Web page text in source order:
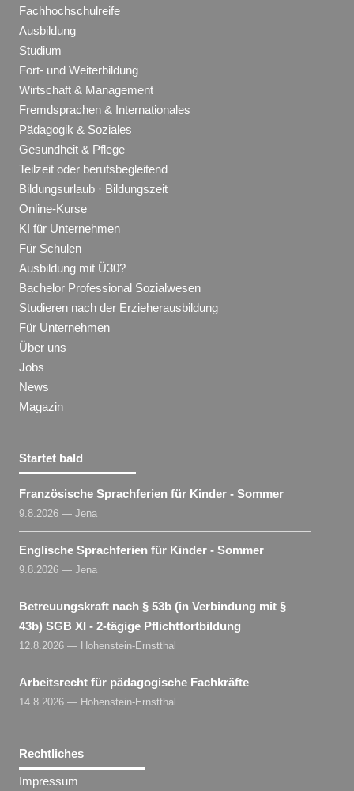
Fachhochschulreife
Ausbildung
Studium
Fort- und Weiterbildung
Wirtschaft & Management
Fremdsprachen & Internationales
Pädagogik & Soziales
Gesundheit & Pflege
Teilzeit oder berufsbegleitend
Bildungsurlaub · Bildungszeit
Online-Kurse
KI für Unternehmen
Für Schulen
Ausbildung mit Ü30?
Bachelor Professional Sozialwesen
Studieren nach der Erzieherausbildung
Für Unternehmen
Über uns
Jobs
News
Magazin
Startet bald
Französische Sprachferien für Kinder - Sommer
9.8.2026 — Jena
Englische Sprachferien für Kinder - Sommer
9.8.2026 — Jena
Betreuungskraft nach § 53b (in Verbindung mit §
43b) SGB XI - 2-tägige Pflichtfortbildung
12.8.2026 — Hohenstein-Ernstthal
Arbeitsrecht für pädagogische Fachkräfte
14.8.2026 — Hohenstein-Ernstthal
Rechtliches
Impressum